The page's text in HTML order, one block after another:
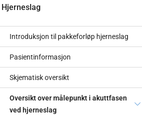
Hjerneslag
Introduksjon til pakkeforløp hjerneslag
Pasientinformasjon
Skjematisk oversikt
Oversikt over målepunkt i akuttfasen
ved hjerneslag